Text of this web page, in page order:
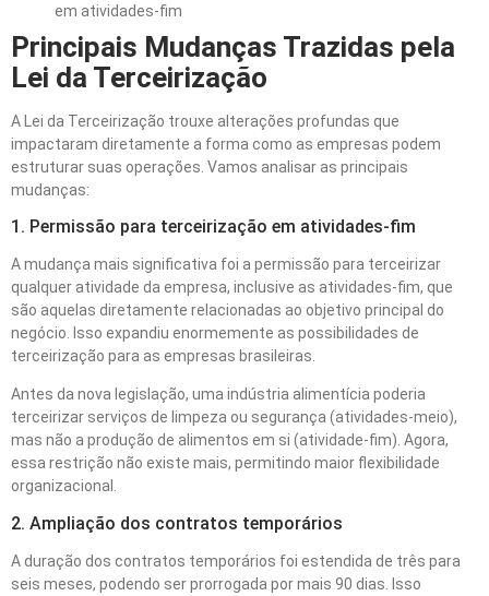
em atividades-fim
Principais Mudanças Trazidas pela
Lei da Terceirização
A Lei da Terceirização trouxe alterações profundas que
impactaram diretamente a forma como as empresas podem
estruturar suas operações. Vamos analisar as principais
mudanças:
1. Permissão para terceirização em atividades-fim
A mudança mais significativa foi a permissão para terceirizar
qualquer atividade da empresa, inclusive as atividades-fim, que
são aquelas diretamente relacionadas ao objetivo principal do
negócio. Isso expandiu enormemente as possibilidades de
terceirização para as empresas brasileiras.
Antes da nova legislação, uma indústria alimentícia poderia
terceirizar serviços de limpeza ou segurança (atividades-meio),
mas não a produção de alimentos em si (atividade-fim). Agora,
essa restrição não existe mais, permitindo maior flexibilidade
organizacional.
2. Ampliação dos contratos temporários
A duração dos contratos temporários foi estendida de três para
seis meses, podendo ser prorrogada por mais 90 dias. Isso